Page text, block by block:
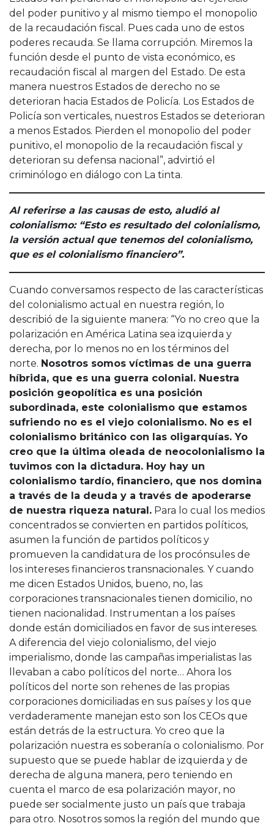
del poder punitivo y al mismo tiempo el monopolio
de la recaudación fiscal. Pues cada uno de estos
poderes recauda. Se llama corrupción. Miremos la
función desde el punto de vista económico, es
recaudación fiscal al margen del Estado. De esta
manera nuestros Estados de derecho no se
deterioran hacia Estados de Policía. Los Estados de
Policía son verticales, nuestros Estados se deterioran
a menos Estados. Pierden el monopolio del poder
punitivo, el monopolio de la recaudación fiscal y
deterioran su defensa nacional”, advirtió el
criminólogo en diálogo con La tinta.
Al referirse a las causas de esto, aludió al
colonialismo: “Esto es resultado del colonialismo,
la versión actual que tenemos del colonialismo,
que es el colonialismo financiero”.
Cuando conversamos respecto de las características
del colonialismo actual en nuestra región, lo
describió de la siguiente manera: “Yo no creo que la
polarización en América Latina sea izquierda y
derecha, por lo menos no en los términos del
norte. Nosotros somos víctimas de una guerra
híbrida, que es una guerra colonial. Nuestra
posición geopolítica es una posición
subordinada, este colonialismo que estamos
sufriendo no es el viejo colonialismo. No es el
colonialismo británico con las oligarquías. Yo
creo que la última oleada de neocolonialismo la
tuvimos con la dictadura. Hoy hay un
colonialismo tardío, financiero, que nos domina
a través de la deuda y a través de apoderarse
de nuestra riqueza natural. Para lo cual los medios
concentrados se convierten en partidos políticos,
asumen la función de partidos políticos y
promueven la candidatura de los procónsules de
los intereses financieros transnacionales. Y cuando
me dicen Estados Unidos, bueno, no, las
corporaciones transnacionales tienen domicilio, no
tienen nacionalidad. Instrumentan a los países
donde están domiciliados en favor de sus intereses.
A diferencia del viejo colonialismo, del viejo
imperialismo, donde las campañas imperialistas las
llevaban a cabo políticos del norte… Ahora los
políticos del norte son rehenes de las propias
corporaciones domiciliadas en sus países y los que
verdaderamente manejan esto son los CEOs que
están detrás de la estructura. Yo creo que la
polarización nuestra es soberanía o colonialismo. Por
supuesto que se puede hablar de izquierda y de
derecha de alguna manera, pero teniendo en
cuenta el marco de esa polarización mayor, no
puede ser socialmente justo un país que trabaja
para otro. Nosotros somos la región del mundo que